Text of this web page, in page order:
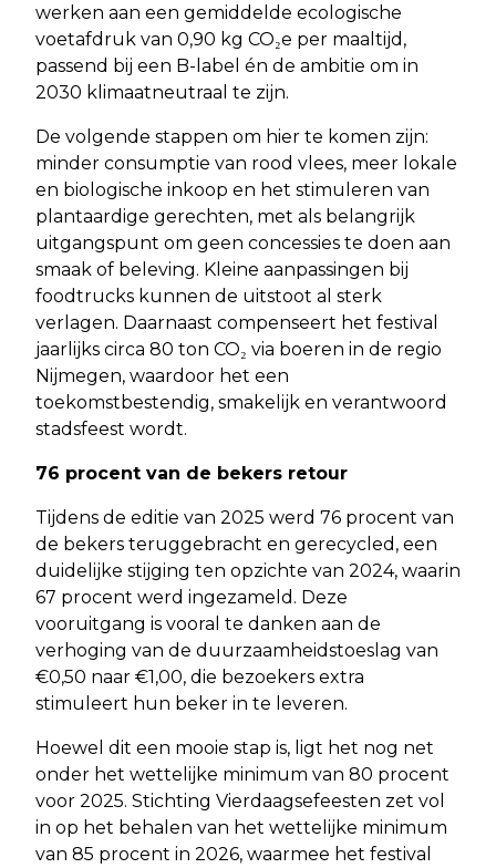
werken aan een gemiddelde ecologische
voetafdruk van 0,90 kg CO₂e per maaltijd,
passend bij een B-label én de ambitie om in
2030 klimaatneutraal te zijn.
De volgende stappen om hier te komen zijn:
minder consumptie van rood vlees, meer lokale
en biologische inkoop en het stimuleren van
plantaardige gerechten, met als belangrijk
uitgangspunt om geen concessies te doen aan
smaak of beleving. Kleine aanpassingen bij
foodtrucks kunnen de uitstoot al sterk
verlagen. Daarnaast compenseert het festival
jaarlijks circa 80 ton CO₂ via boeren in de regio
Nijmegen, waardoor het een
toekomstbestendig, smakelijk en verantwoord
stadsfeest wordt.
76 procent van de bekers retour
Tijdens de editie van 2025 werd 76 procent van
de bekers teruggebracht en gerecycled, een
duidelijke stijging ten opzichte van 2024, waarin
67 procent werd ingezameld. Deze
vooruitgang is vooral te danken aan de
verhoging van de duurzaamheidstoeslag van
€0,50 naar €1,00, die bezoekers extra
stimuleert hun beker in te leveren.
Hoewel dit een mooie stap is, ligt het nog net
onder het wettelijke minimum van 80 procent
voor 2025. Stichting Vierdaagsefeesten zet vol
in op het behalen van het wettelijke minimum
van 85 procent in 2026, waarmee het festival